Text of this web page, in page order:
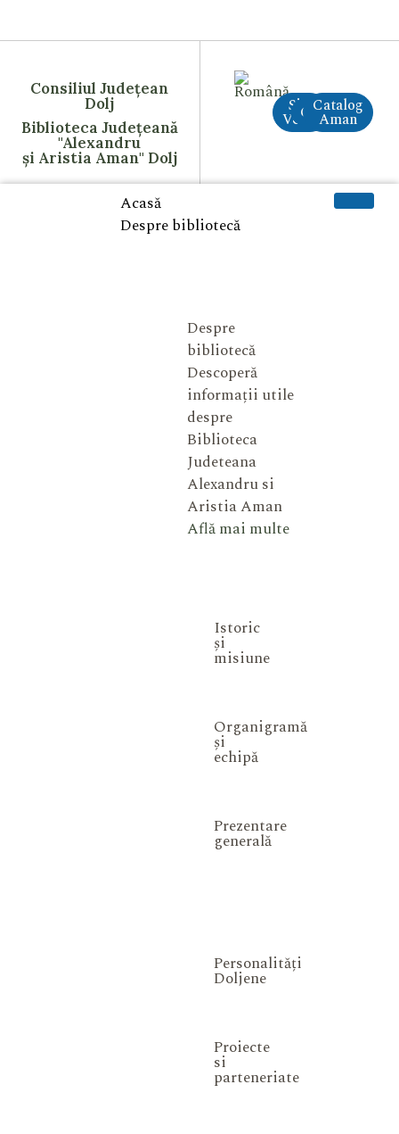
Consiliul Județean
Dolj
Biblioteca Județeană
"Alexandru
și Aristia Aman" Dolj
Site
VechiCreAI
Catalog
Aman
Acasă
Despre bibliotecă
Despre
bibliotecă
Descoperă
informații utile
despre
Biblioteca
Judeteana
Alexandru si
Aristia Aman
Află mai multe
Istoric
și
misiune
Organigramă
și
echipă
Prezentare
generală
Personalități
Doljene
Proiecte
si
parteneriate